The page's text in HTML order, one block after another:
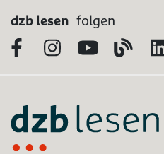
dzb lesen folgen
FacebookInstagram
YouTubeBlog